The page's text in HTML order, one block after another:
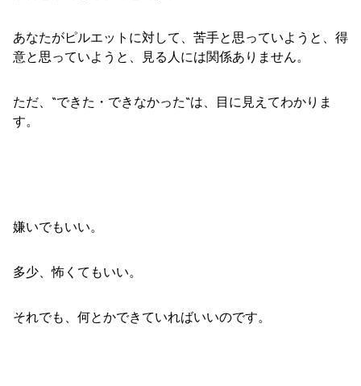
あなたがピルエットに対して、苦手と思っていようと、得
意と思っていようと、見る人には関係ありません。
ただ、“できた・できなかった“は、目に見えてわかりま
す。
嫌いでもいい。
多少、怖くてもいい。
それでも、何とかできていればいいのです。